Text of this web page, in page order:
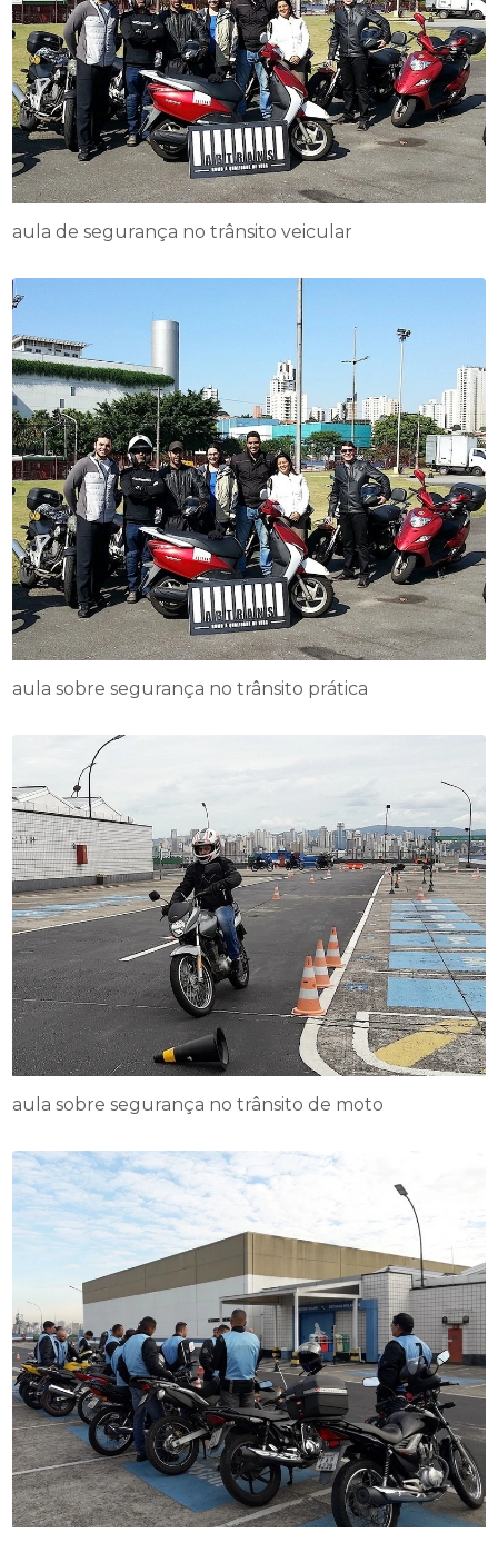
aula de segurança no trânsito veicular
aula sobre segurança no trânsito prática
aula sobre segurança no trânsito de moto